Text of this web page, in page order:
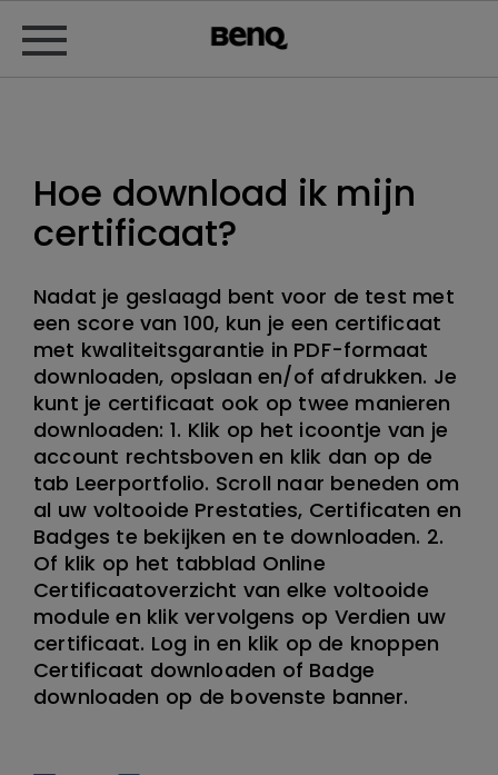
Hoe download ik mijn
certificaat?
Nadat je geslaagd bent voor de test met
een score van 100, kun je een certificaat
met kwaliteitsgarantie in PDF-formaat
downloaden, opslaan en/of afdrukken. Je
kunt je certificaat ook op twee manieren
downloaden: 1. Klik op het icoontje van je
account rechtsboven en klik dan op de
tab Leerportfolio. Scroll naar beneden om
al uw voltooide Prestaties, Certificaten en
Badges te bekijken en te downloaden. 2.
Of klik op het tabblad Online
Certificaatoverzicht van elke voltooide
module en klik vervolgens op Verdien uw
certificaat. Log in en klik op de knoppen
Certificaat downloaden of Badge
downloaden op de bovenste banner.